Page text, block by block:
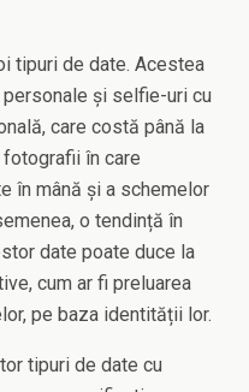
tipuri de date. Acestea
și selfie-uri cu
care costă până la
fotografii în care
în mână și a schemelor
o tendință în
date poate duce la
cum ar fi preluarea
pe baza identității lor.
tipuri de date cu